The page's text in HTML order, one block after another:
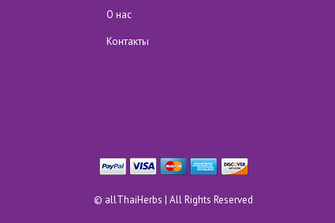
О нас
Контакты
© allThaiHerbs | All Rights Reserved